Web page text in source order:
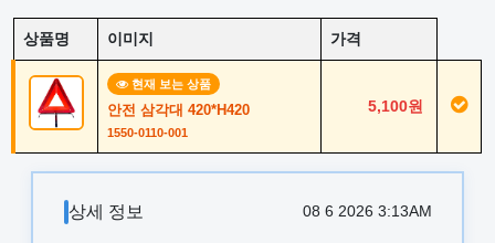
상품명 이미지 가격
현재 보는 상품
안전 삼각대 420*H420
1550-0110-001
5,100원
상세 정보 08 6 2026 3:13AM